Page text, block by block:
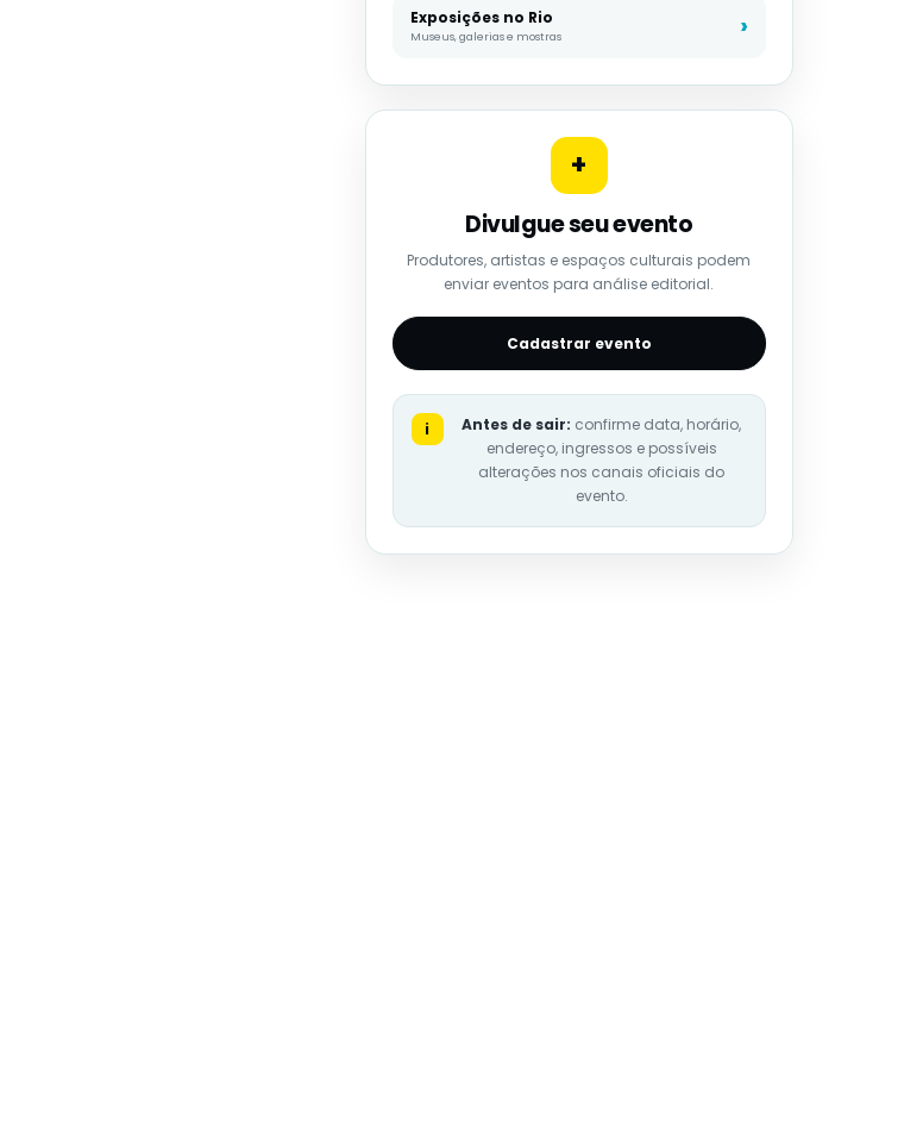
Exposições no Rio
Museus, galerias e mostras
+
Divulgue seu evento
Produtores, artistas e espaços culturais podem
enviar eventos para análise editorial.
Cadastrar evento
i Antes de sair: confirme data, horário,
endereço, ingressos e possíveis
alterações nos canais oficiais do
evento.